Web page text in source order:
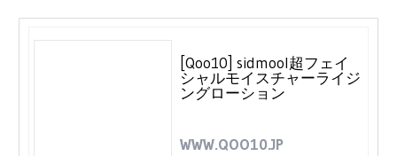
[Qoo10] sidmool超フェイ
シャルモイスチャーライジ
ングローション
WWW.QOO10.JP